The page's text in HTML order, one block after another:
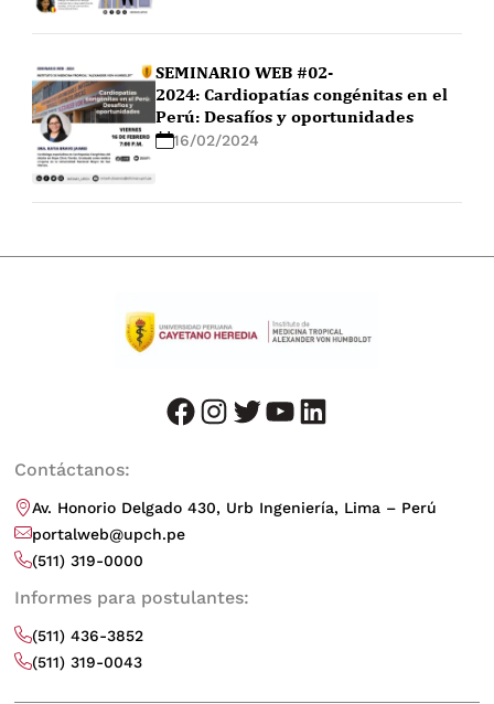
SEMINARIO WEB #02-
2024: Cardiopatías congénitas en el
Perú: Desafíos y oportunidades
16/02/2024
facebook instagram twitter youtube LinkedIn
Contáctanos:
Av. Honorio Delgado 430, Urb Ingeniería, Lima – Perú
portalweb@upch.pe
(511) 319-0000
Informes para postulantes:
(511) 436-3852
(511) 319-0043